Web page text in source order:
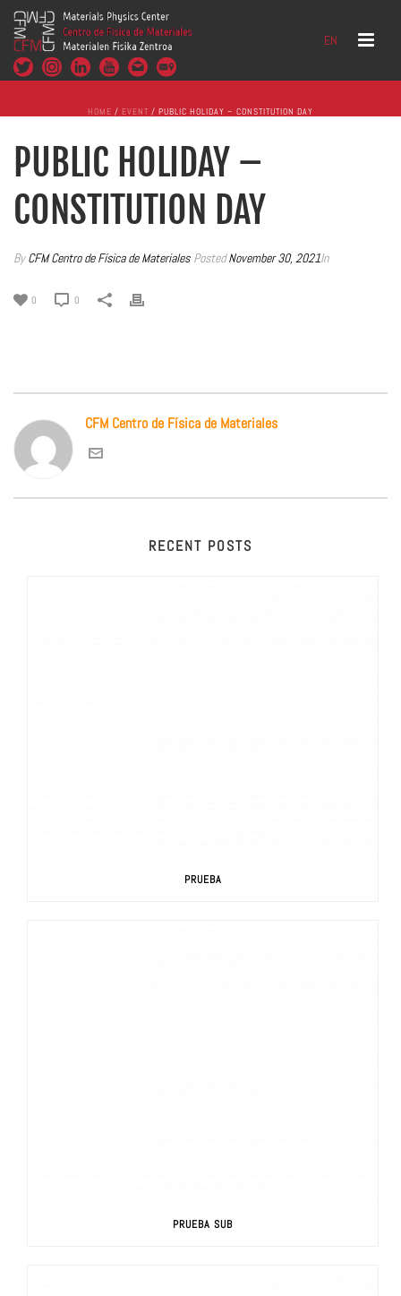
EN
HOME / EVENT / PUBLIC HOLIDAY – CONSTITUTION DAY
PUBLIC HOLIDAY –
CONSTITUTION DAY
ByCFM Centro de Física de Materiales PostedNovember 30, 2021In
0 0
CFM Centro de Física de Materiales
RECENT POSTS
PRUEBA
PRUEBA SUB